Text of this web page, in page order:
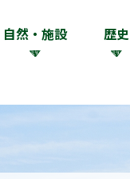
自然・施設 歴史